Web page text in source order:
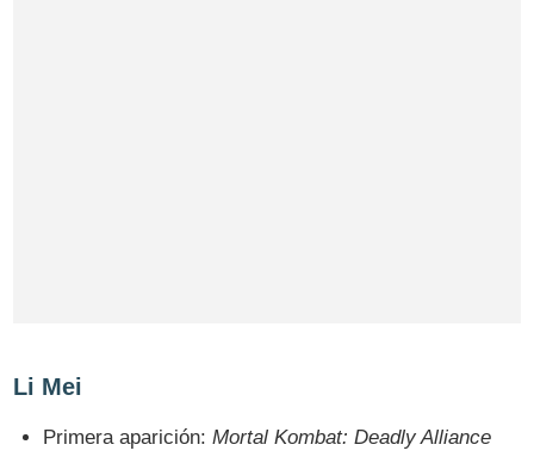
Li Mei
Primera aparición:Mortal Kombat: Deadly Alliance